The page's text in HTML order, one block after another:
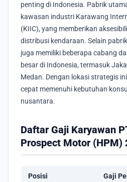
penting di Indonesia. Pabrik
kawasan industri Karawang
(KIIC), yang memberikan
distribusi kendaraan. Selain
juga memiliki beberapa cabang
besar di Indonesia, termasuk
Medan. Dengan lokasi strategis
cepat memenuhi kebutuhan
nusantara.
Daftar Gaji Karyawan
Prospect Motor (HPM)
Posisi Gaji